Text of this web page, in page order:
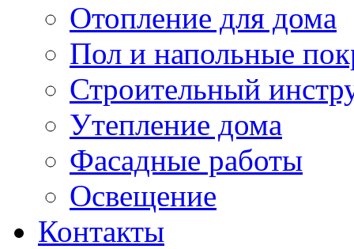
Отопление для дома
Пол и напольные
Строительный
Утепление дома
Фасадные работы
Освещение
Контакты